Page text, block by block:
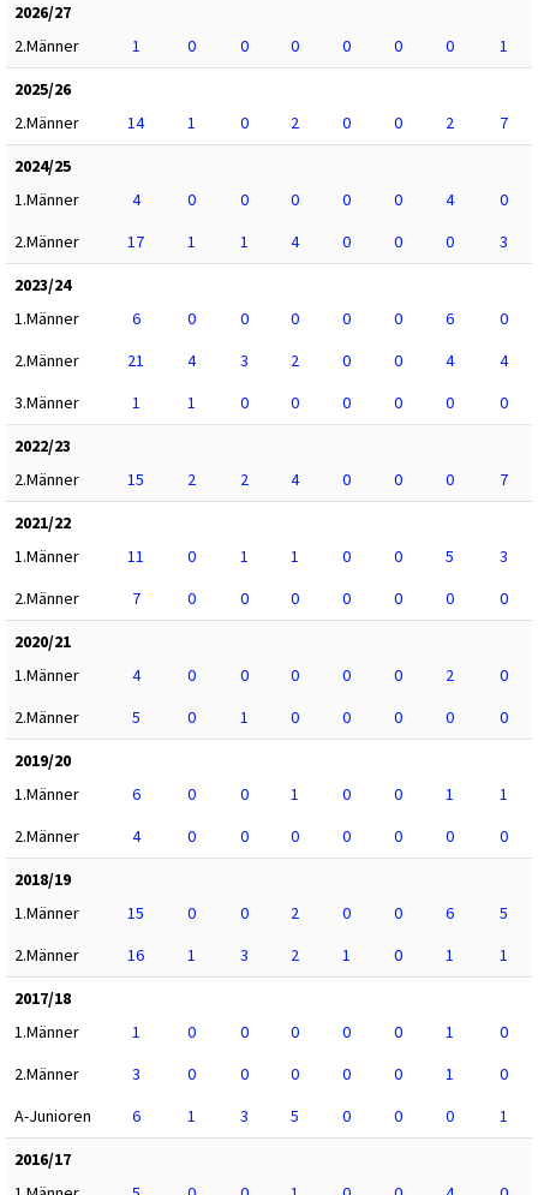
2026/27
2.Männer
1 0 0 0 0 0 0
1
2025/26
2.Männer
14 1 0 2 0 0 2
7
2024/25
1.Männer
4 0 0 0 0 0 4
0
2.Männer
17 1 1 4 0 0 0
3
2023/24
1.Männer
6 0 0 0 0 0 6
0
2.Männer
21 4 3 2 0 0 4
4
3.Männer
1 1 0 0 0 0 0
0
2022/23
2.Männer
15 2 2 4 0 0 0
7
2021/22
1.Männer
11 0 1 1 0 0 5
3
2.Männer
7 0 0 0 0 0 0
0
2020/21
1.Männer
4 0 0 0 0 0 2
0
2.Männer
5 0 1 0 0 0 0
0
2019/20
1.Männer
6 0 0 1 0 0 1
1
2.Männer
4 0 0 0 0 0 0
0
2018/19
1.Männer
15 0 0 2 0 0 6
5
2.Männer
16 1 3 2 1 0 1
1
2017/18
1.Männer
1 0 0 0 0 0 1
0
2.Männer
3 0 0 0 0 0 1
0
A-Junioren
6 1 3 5 0 0 0
1
2016/17